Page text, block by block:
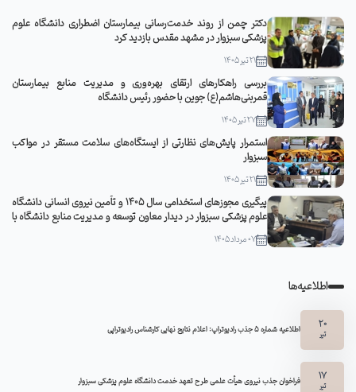
دکتر چمن از روند خدمت‌رسانی بیمارستان اضطراری دانشگاه علوم
پزشکی سبزوار در مشهد مقدس بازدید کرد
21 تیر 1405
بررسی راهکارهای ارتقای بهره‌وری و مدیریت منابع بیمارستان
قمربنی‌هاشم(ع) جوین با حضور رئیس دانشگاه
27 تیر 1405
استمرار پایش‌های نظارتی از ایستگاه‌های سلامت مستقر در مواکب
سبزوار
21 تیر 1405
پیگیری مجوزهای استخدامی سال ۱۴۰۵ و تأمین نیروی انسانی دانشگاه
علوم پزشکی سبزوار در دیدار معاون توسعه و مدیریت منابع دانشگاه با
مدیرکل منابع انسانی وزارت بهداشت
07 مرداد 1405
اطلاعیه‌ها
20
تیر اطلاعیه شماره 5 جذب رادیوتراپ: اعلام نتایج نهایی کارشناس رادیوتراپی
17
تیر فراخوان جذب نیروی هیأت علمی طرح تعهد خدمت دانشگاه علوم پزشکی سبزوار